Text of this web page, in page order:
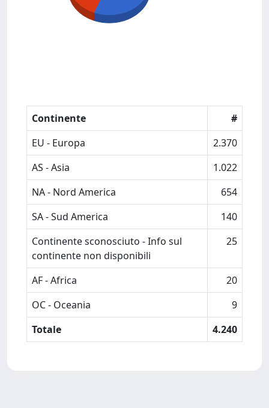
Continente
#
EU - Europa
2.370
AS - Asia
1.022
NA - Nord America
654
SA - Sud America
140
Continente sconosciuto - Info sul
continente non disponibili
25
AF - Africa
20
OC - Oceania
9
Totale
4.240